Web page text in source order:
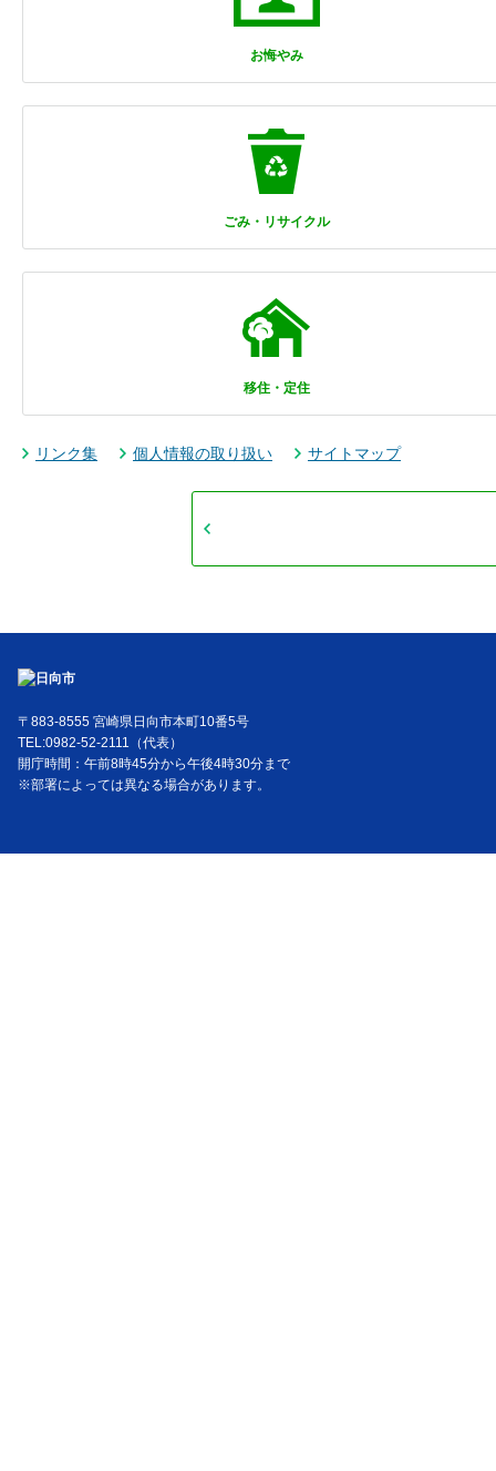
お悔やみ
ごみ・リサイクル
移住・定住
リンク集 個人情報の取り扱い サイトマップ
〒883-8555 宮崎県日向市本町10番5号
TEL:0982-52-2111（代表）
開庁時間：午前8時45分から午後4時30分まで
※部署によっては異なる場合があります。